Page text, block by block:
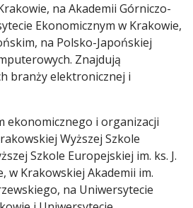
na Akademii Górniczo-
Ekonomicznym w Krakowie,
na Polsko-Japońskiej
Znajdują
branży elektronicznej i
ekonomicznego i organizacji
Wyższej Szkole
Szkole Europejskiej im. ks. J.
w Krakowskiej Akademii im.
na Uniwersytecie